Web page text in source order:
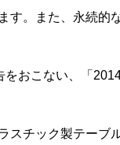
す。また、永続的
おこない、「
スチック製テーブ